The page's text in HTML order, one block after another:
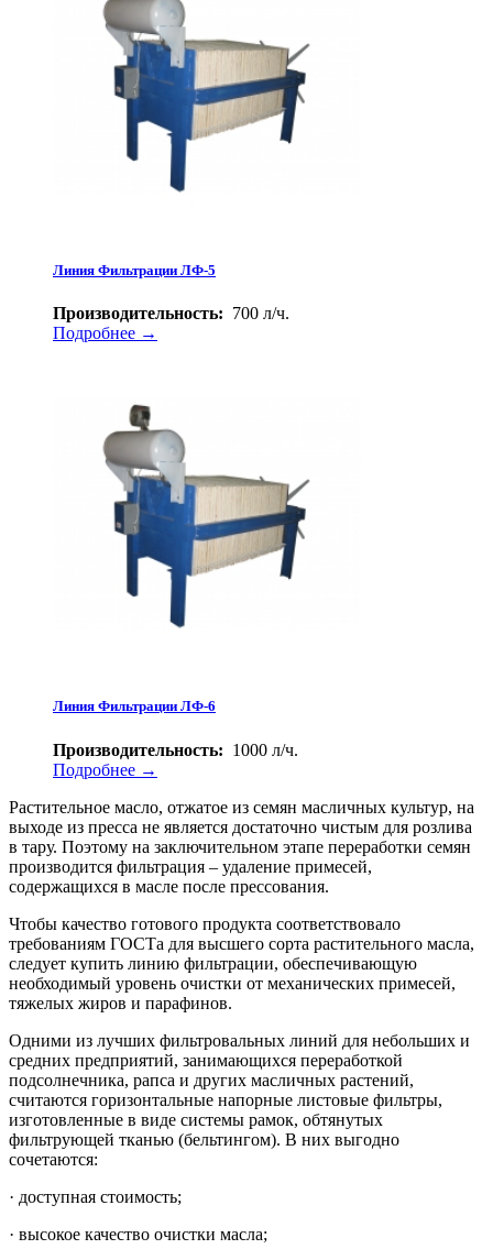
Линия Фильтрации ЛФ-5
Производительность: 700 л/ч.
Подробнее →
Линия Фильтрации ЛФ-6
Производительность: 1000 л/ч.
Подробнее →
Растительное масло, отжатое из семян масличных культур, на
выходе из пресса не является достаточно чистым для розлива
в тару. Поэтому на заключительном этапе переработки семян
производится фильтрация – удаление примесей,
содержащихся в масле после прессования.
Чтобы качество готового продукта соответствовало
требованиям ГОСТа для высшего сорта растительного масла,
следует купить линию фильтрации, обеспечивающую
необходимый уровень очистки от механических примесей,
тяжелых жиров и парафинов.
Одними из лучших фильтровальных линий для небольших и
средних предприятий, занимающихся переработкой
подсолнечника, рапса и других масличных растений,
считаются горизонтальные напорные листовые фильтры,
изготовленные в виде системы рамок, обтянутых
фильтрующей тканью (бельтингом). В них выгодно
сочетаются:
· доступная стоимость;
· высокое качество очистки масла;